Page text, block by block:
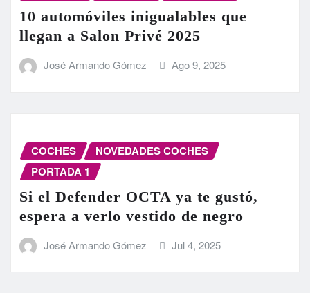
10 automóviles inigualables que
llegan a Salon Privé 2025
José Armando Gómez Ago 9, 2025
COCHES
NOVEDADES COCHES
PORTADA 1
Si el Defender OCTA ya te gustó,
espera a verlo vestido de negro
José Armando Gómez Jul 4, 2025